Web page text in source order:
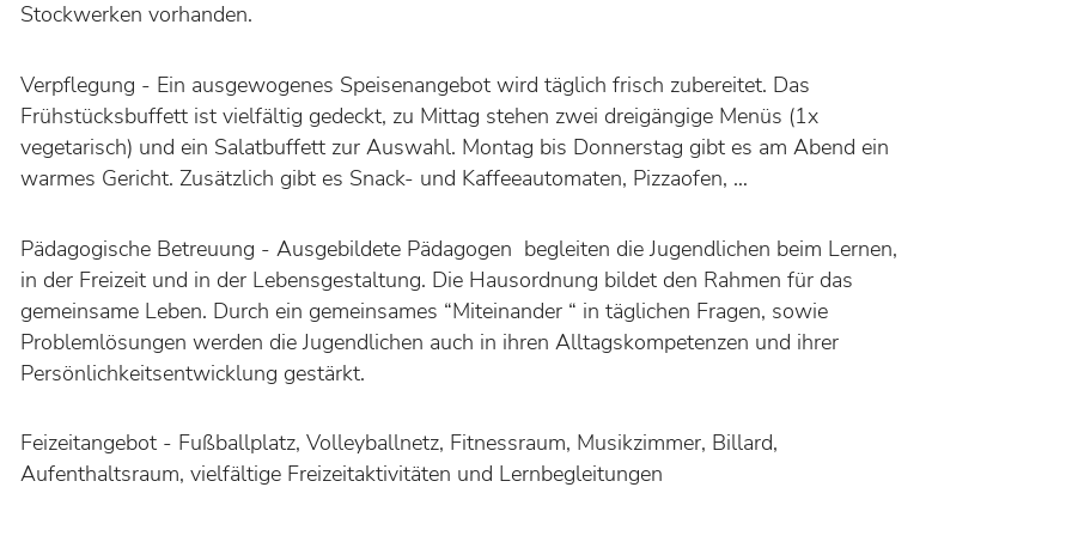
Stockwerken vorhanden.
Verpflegung - Ein ausgewogenes Speisenangebot wird täglich frisch zubereitet. Das
Frühstücksbuffett ist vielfältig gedeckt, zu Mittag stehen zwei dreigängige Menüs (1x
vegetarisch) und ein Salatbuffett zur Auswahl. Montag bis Donnerstag gibt es am Abend ein
warmes Gericht. Zusätzlich gibt es Snack- und Kaffeeautomaten, Pizzaofen, …
Pädagogische Betreuung - Ausgebildete Pädagogen begleiten die Jugendlichen beim Lernen,
in der Freizeit und in der Lebensgestaltung. Die Hausordnung bildet den Rahmen für das
gemeinsame Leben. Durch ein gemeinsames “Miteinander “ in täglichen Fragen, sowie
Problemlösungen werden die Jugendlichen auch in ihren Alltagskompetenzen und ihrer
Persönlichkeitsentwicklung gestärkt.
Feizeitangebot - Fußballplatz, Volleyballnetz, Fitnessraum, Musikzimmer, Billard,
Aufenthaltsraum, vielfältige Freizeitaktivitäten und Lernbegleitungen